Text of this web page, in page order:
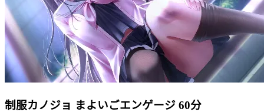
制服カノジョ まよいごエンゲージ 60分